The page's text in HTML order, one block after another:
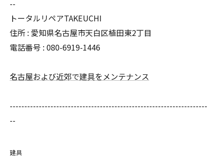
--
トータルリペアTAKEUCHI
住所 : 愛知県名古屋市天白区植田東2丁目
電話番号 : 080-6919-1446
名古屋および近郊で建具をメンテナンス
--------------------------------------------------------------------
--
建具